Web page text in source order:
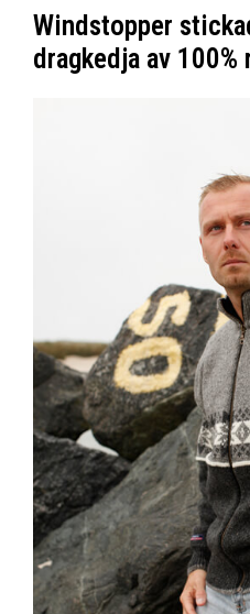
Windstopper
dragkedja av 100%